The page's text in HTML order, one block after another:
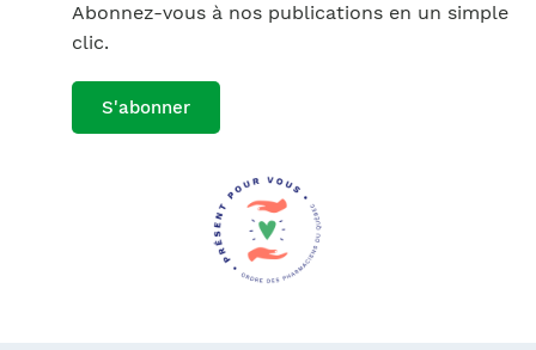
Abonnez-vous à nos publications en un simple
clic.
S'abonner